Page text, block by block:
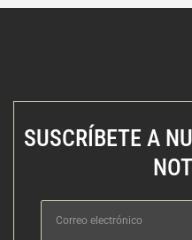
SUSCRÍBETE A
Correo
electrónico